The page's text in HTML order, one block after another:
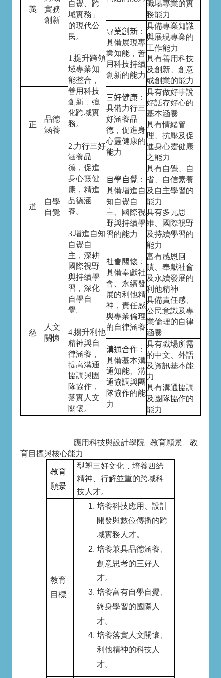
義
實務
創新
自覺、跨
域實務」
的現代公
民。
1.提升跨領
域專業知
能整合，
善用科技
創新，強
化跨域實
務。
2.力行三好
涵養品
德，促進
身心靈健
康，精進
品德涵
養。
3.增進自知
自覺自
主，深耕
國際視野
與持續學
習，深化
自學自
覺。
4.揚升利他
精神與自
律涵養，
提高溝通
協調與團
隊協作，
落實人文
關懷。
職場專業的實
務能力
專業創新 ：
具備展現專
業知能，善
用科技持續
創新的能力
具備專業知識
與展現專業的
工作能力
具有善用科技
及創新、創意
或創業的能力
正
品德
涵養
三好健康 ：
具備力行三
好涵養品
德，促進身
心靈健康的
能力
具有做好事說
好話存好心的
基本涵養
具有情緒管
理、抗壓及促
進身心靈健康
之能力
道
自學
自覺
自學自覺 ：
具備增進自
知自覺自
主、國際視
野與持續學
習的能力
具有自覺、自
省、自信素養
及自主學習的
能力
具有多元思
維、國際視野
及持續學習的
能力
慈
人文
關懷
社會關懷 ：
具備奉獻社
會、永續發
展的利他精
神，責任感
與專業倫理
的自律涵養
富有感恩回
饋、奉獻社會
及永續發展的
利他精神
具備責任感、
公民意識及專
業倫理的自律
涵養
溝通合作 ：
具備基本溝
通知能、溝
通協調與團
隊協作的能
力
具有職場所需
的中文、外語
及資訊基本能
力
具有溝通協調
及團隊協作的
能力
應用科技與設計學院 教育願景、教
育目標與核心能力
教育
願景
型塑三好文化，培養四給
精神、行解並重的跨域科
技人才。
教育
目標
培養科技應用、設計
開發與數位傳播的跨
域實務 人才。
培養兼具品德涵養、
創意思考的三好 人
才。
培養富有自學自覺、
終身學習的國際 人
才。
培養落實 人文關懷
利他精神的科技人
才。